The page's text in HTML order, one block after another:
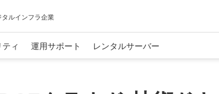
ルインフラ企業
ィ 運用サポート レンタルサーバー